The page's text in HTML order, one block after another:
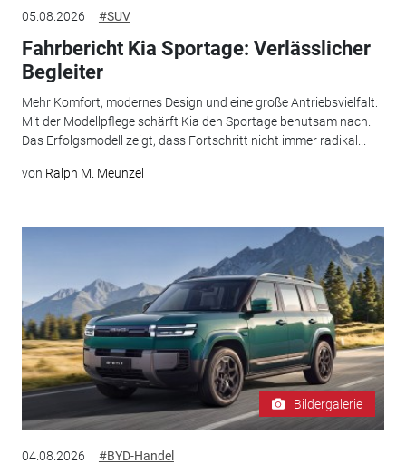
05.08.2026 #SUV
Fahrbericht Kia Sportage: Verlässlicher
Begleiter
Mehr Komfort, modernes Design und eine große Antriebsvielfalt:
Mit der Modellpflege schärft Kia den Sportage behutsam nach.
Das Erfolgsmodell zeigt, dass Fortschritt nicht immer radikal...
von Ralph M. Meunzel
Bildergalerie
04.08.2026 #BYD-Handel